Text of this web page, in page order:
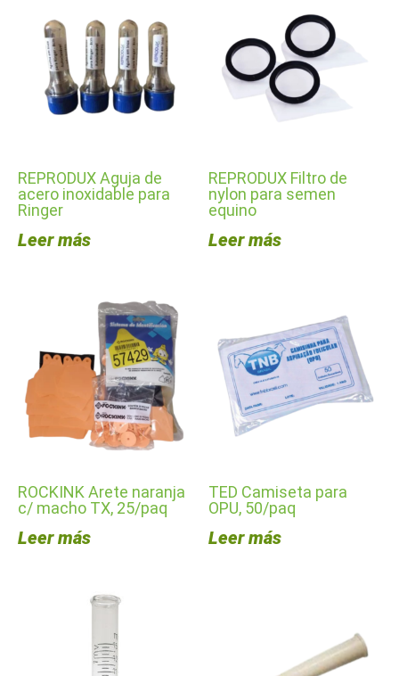
REPRODUX Aguja de
acero inoxidable para
Ringer
Leer más
REPRODUX Filtro de
nylon para semen
equino
Leer más
ROCKINK Arete naranja
c/ macho TX, 25/paq
Leer más
TED Camiseta para
OPU, 50/paq
Leer más